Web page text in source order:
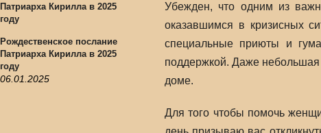
Рождественское послание
Патриарха Кирилла в 2025
году
06.01.2025
Убежден, что одним из
оказавшимся в кризисных
специальные приюты и
поддержкой. Даже небольшая
доме.
Для того чтобы помочь